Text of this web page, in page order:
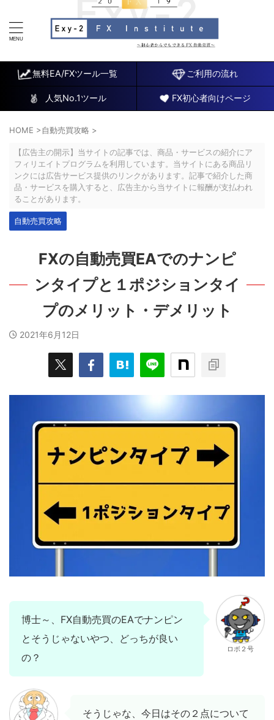
無料EA/FXツール一覧 ご利用の流れ
人気No.1ツール FX初心者向けページ
HOME >自動売買攻略 >
【広告主の開示】当サイトの記事では、商品・サービスの紹介にア
フィリエイトプログラムを利用しています。当サイトにある商品リ
ンクには広告サービス提供のリンクがあります。記事で紹介した商
品・サービスを購入すると、広告主から当サイトに報酬が支払われ
ることがあります。
自動売買攻略
FXの自動売買EAでのナンピ
ンタイプと１ポジションタイ
プのメリット・デメリット
2021年6月12日
博士～、FX自動売買のEAでナンピン
とそうじゃないやつ、どっちが良い
の？
ロボ２号
そうじゃな、今日はその２点について